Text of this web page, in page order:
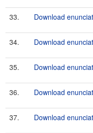
33. Download
34. Download
35. Download
36. Download
37. Download